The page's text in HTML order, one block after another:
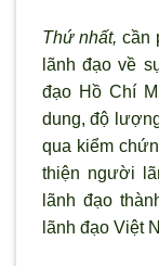
Thứ nhất, cần
lãnh đạo về
đạo Hồ Chí
dung, độ
qua kiểm
thiện người
lãnh đạo
lãnh đạo Việt